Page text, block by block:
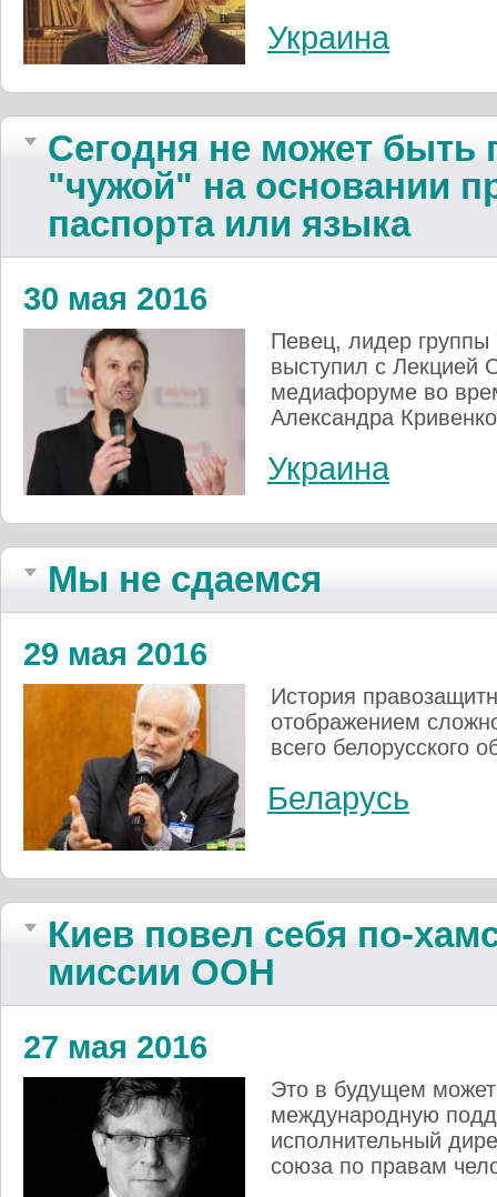
Украина
Сегодня не может быть
"чужой" на основании
паспорта или языка
30 мая 2016
Певец, лидер группы
выступил с Лекцией
медиафоруме во
Александра
Украина
Мы не сдаемся
29 мая 2016
История
отображением
всего белорусского
Беларусь
Киев повел себя по-
миссии ООН
27 мая 2016
Это в будущем может
международную
исполнительный
союза по правам